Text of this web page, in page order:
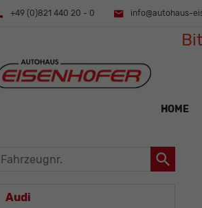
+49 (0)821 440 20 - 0 info@autohaus-
HOME
Fahrzeugnr.
Audi